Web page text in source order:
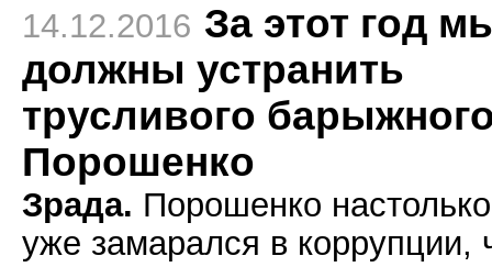
14.12.2016 За этот год
должны устранить
трусливого
Порошенко
Зрада. Порошенко настолько
уже замарался в коррупции,